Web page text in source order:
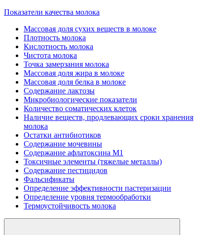
Показатели качества молока
Массовая доля сухих веществ в молоке
Плотность молока
Кислотность молока
Чистота молока
Точка замерзания молока
Массовая доля жира в молоке
Массовая доля белка в молоке
Содержание лактозы
Микробиологические показатели
Количество соматических клеток
Наличие веществ, продлевающих сроки хранения
молока
Остатки антибиотиков
Содержание мочевины
Содержание афлатоксина М1
Токсичные элементы (тяжелые металлы)
Содержание пестицидов
Фальсификаты
Определение эффективности пастеризации
Определение уровня термообработки
Термоустойчивость молока